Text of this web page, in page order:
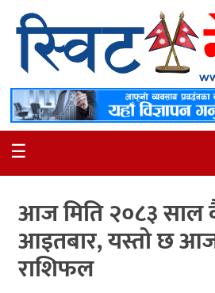
समाचार
स्थानीय
मनोरञ्जन
अन्तर्वार्ता
समाज
☰
आज मिति २०८३
आइतबार, यस्तो छ
राशिफल